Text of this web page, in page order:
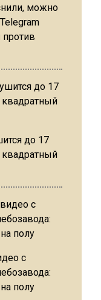
можно
против
до 17
с
полу